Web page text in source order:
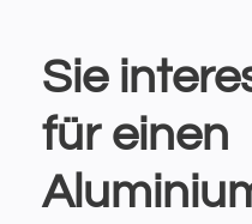
Sie
für einen